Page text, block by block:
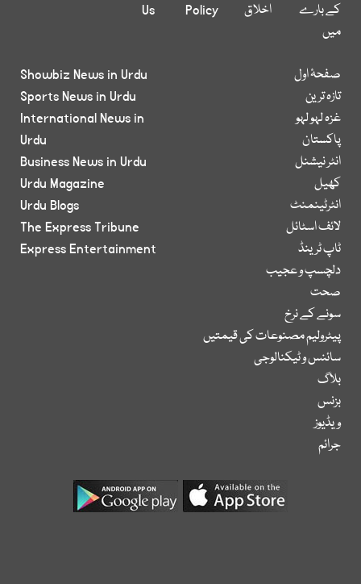
کے بارے
میں
اخلاق
Policy
Us
صفحۂ اول
تازہ ترین
غزہ لہو لہو
پاکستان
انٹر نیشنل
کھیل
انٹرٹینمنٹ
لائف اسٹائل
ٹاپ ٹرینڈ
دلچسپ و عجیب
صحت
سونے کے نرخ
پیٹرولیم مصنوعات کی قیمتیں
سائنس و ٹیکنالوجی
بلاگ
بزنس
ویڈیوز
جرائم
Showbiz News in Urdu
Sports News in Urdu
International News in
Urdu
Business News in Urdu
Urdu Magazine
Urdu Blogs
The Express Tribune
Express Entertainment